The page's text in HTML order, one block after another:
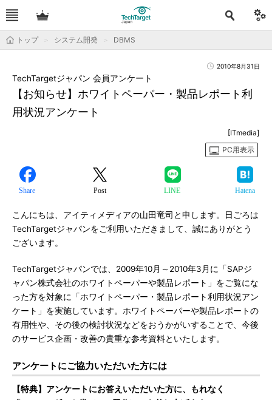
トップ システム開発 DBMS
2010年8月31日
【お知らせ】ホワイトペーパー・製品レポート利
用状況アンケート
TechTargetジャパン 会員アンケート
[ITmedia]
PC用表示
Share Post LINE Hatena
こんにちは、アイティメディアの山田竜司と申します。日ごろは
TechTargetジャパンをご利用いただきまして、誠にありがとう
ございます。
TechTargetジャパンでは、2009年10月～2010年3月に「SAPジ
ャパン株式会社のホワイトペーパーや製品レポート」をご覧にな
った方を対象に「ホワイトペーパー・製品レポート利用状況アン
ケート」を実施しています。ホワイトペーパーや製品レポートの
有用性や、その後の検討状況などをおうかがいすることで、今後
のサービス企画・改善の貴重な参考資料といたします。
アンケートにご協力いただいた方には
【特典】アンケートにお答えいただいた方に、もれなく